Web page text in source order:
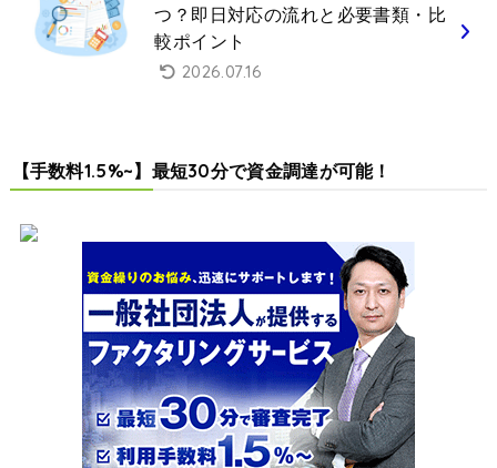
つ？即日対応の流れと必要書類・比
較ポイント
2026.07.16
【手数料1.5%~】最短30分で資金調達が可能！